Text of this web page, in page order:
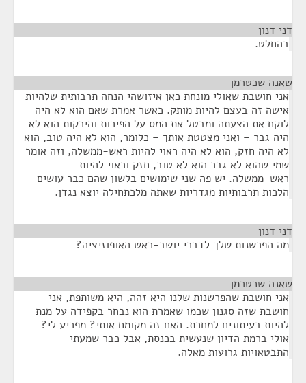
דני דנון
בהחלט.
שאנה שכטרמן
אני חושבת שאולי מונחת כאן איזושהי הנחה תרבותית שלהיות
אישה זה בעצם להיות מותק. כאשר אמרת שאם הוא לא היה
לוקח את הצעתה ומבטל את המס על הפירות והירקות הוא לא
היה גבר – ואני מצטטת אותך – כלומר, הוא לא היה טוב, הוא
לא היה חזק, הוא לא היה ראוי להיות ראש-ממשלה, וזה אומר
שמי שהוא לא גבר הוא לא טוב, חזק וראוי להיות
ראש-ממשלה. יש פה שני שימושים בלשון שהם כבר עושים
הלכות תרבותיות מגדריות שאתה מלכתחילה יוצא נגדן.
דני דנון
מה הפרשנות שלך לדברי יושב-ראש האופוזיציה?
שאנה שכטרמן
אני חושבת שהפרשנות שלנו היא זהה, היא משותפת, אני
חושבת שזה סגנון שכמו שאמרת הוא נבחר בקפידה על מנת
להיות בעיתונים למחרת. האם זה מקומם אותי? מפריע לי?
אולי ברמת הדיון שנעשית בכנסת, אבל כבר שמעתי
התבטאויות גרועות מאלה.